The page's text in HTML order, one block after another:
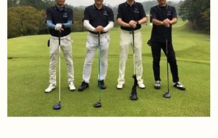
コーポレートサイトへ